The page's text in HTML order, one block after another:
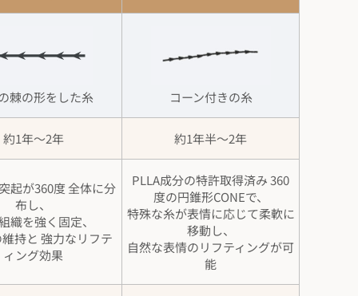
棘の形をした糸 コーン付きの糸
約1年～2年 約1年半～2年
起が360度 全体に分
布し、
織を強く固定、
持と 強力なリフテ
ィング効果
PLLA成分の特許取得済み 360
度の円錐形CONEで、
特殊な糸が表情に応じて柔軟に
移動し、
自然な表情のリフティングが可
能